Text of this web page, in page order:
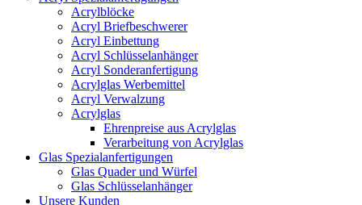
Acrylblöcke
Acryl Briefbeschwerer
Acryl Einbettung
Acryl Schlüsselanhänger
Acryl Sonderanfertigung
Acrylglas Werbemittel
Acryl Verwalzung
Acrylglas
Ehrenpreise aus Acrylglas
Verarbeitung von Acrylglas
Glas Spezialanfertigungen
Glas Quader und Würfel
Glas Schlüsselanhänger
Unsere Kunden